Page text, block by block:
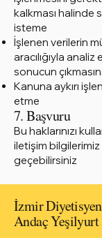
kalkması halinde
isteme
İşlenen verilerin
aracılığıyla
sonucun
Kanuna aykırı
etme
7. Başvuru
Bu haklarınızı
iletişim
geçebilirsiniz
İzmir Diyetisyen
Andaç Yeşilyurt